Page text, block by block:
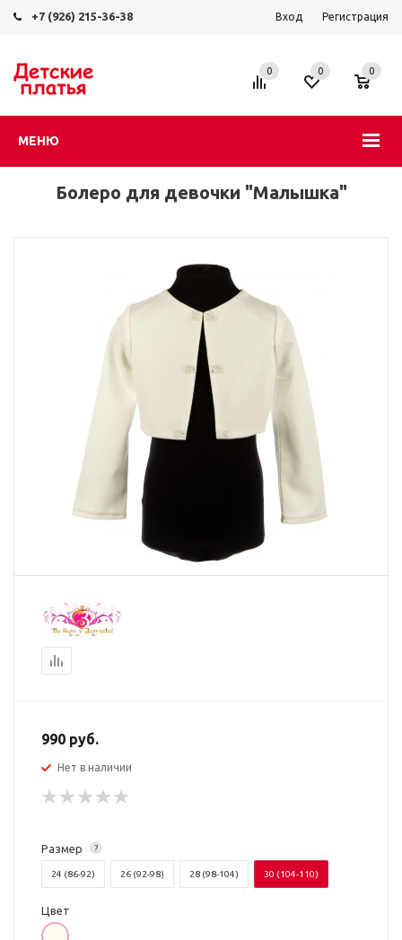
+7 (926) 215-36-38 Вход Регистрация
МЕНЮ
0 0 0
Болеро для девочки "Малышка"
990 руб.
Нет в наличии
?
Размер
24 (86-92) 26 (92-98) 28 (98-104) 30 (104-110)
Цвет